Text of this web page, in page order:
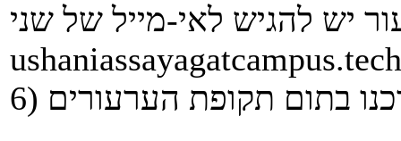
יש להגיש לאי-מייל של שני